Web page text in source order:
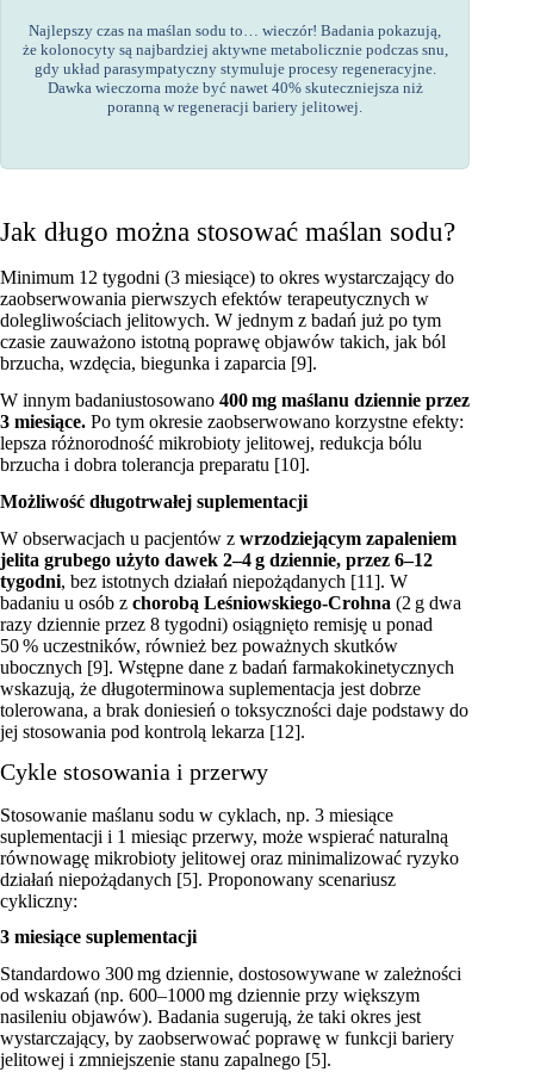
Najlepszy czas na maślan sodu to… wieczór! Badania pokazują,
że kolonocyty są najbardziej aktywne metabolicznie podczas snu,
gdy układ parasympatyczny stymuluje procesy regeneracyjne.
Dawka wieczorna może być nawet 40% skuteczniejsza niż
poranną w regeneracji bariery jelitowej.
Jak długo można stosować maślan sodu?
Minimum 12 tygodni (3 miesiące) to okres wystarczający do
zaobserwowania pierwszych efektów terapeutycznych w
dolegliwościach jelitowych. W jednym z badań już po tym
czasie zauważono istotną poprawę objawów takich, jak ból
brzucha, wzdęcia, biegunka i zaparcia [9].
W innym badaniustosowano 400 mg maślanu dziennie przez
3 miesiące. Po tym okresie zaobserwowano korzystne efekty:
lepsza różnorodność mikrobioty jelitowej, redukcja bólu
brzucha i dobra tolerancja preparatu [10].
Możliwość długotrwałej suplementacji
W obserwacjach u pacjentów z wrzodziejącym zapaleniem
jelita grubego użyto dawek 2–4 g dziennie, przez 6–12
tygodni, bez istotnych działań niepożądanych [11]. W
badaniu u osób z chorobą Leśniowskiego-Crohna (2 g dwa
razy dziennie przez 8 tygodni) osiągnięto remisję u ponad
50 % uczestników, również bez poważnych skutków
ubocznych [9]. Wstępne dane z badań farmakokinetycznych
wskazują, że długoterminowa suplementacja jest dobrze
tolerowana, a brak doniesień o toksyczności daje podstawy do
jej stosowania pod kontrolą lekarza [12].
Cykle stosowania i przerwy
Stosowanie maślanu sodu w cyklach, np. 3 miesiące
suplementacji i 1 miesiąc przerwy, może wspierać naturalną
równowagę mikrobioty jelitowej oraz minimalizować ryzyko
działań niepożądanych [5]. Proponowany scenariusz
cykliczny:
3 miesiące suplementacji
Standardowo 300 mg dziennie, dostosowywane w zależności
od wskazań (np. 600–1000 mg dziennie przy większym
nasileniu objawów). Badania sugerują, że taki okres jest
wystarczający, by zaobserwować poprawę w funkcji bariery
jelitowej i zmniejszenie stanu zapalnego [5].